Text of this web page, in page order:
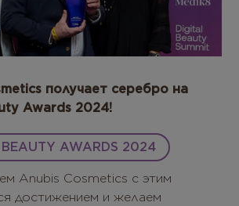
получает серебро на
Awards 2024!
Anubis Cosmetics с этим
достижением и желаем
AWARDS 2024